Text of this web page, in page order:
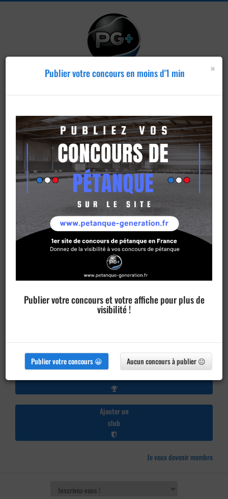
Publier un
Ajouter un
club
Je veux devenir membre
×
Publier votre concours en moins d'1 min
Publier votre concours et votre affiche pour plus de
visibilité !
Publier votre concours 😀 Aucun concours à publier 😐